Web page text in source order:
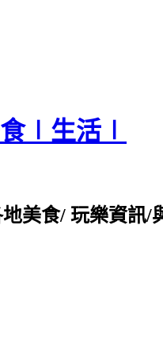
∣生活∣
美食/ 玩樂資訊